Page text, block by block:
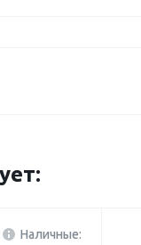
Наличные: